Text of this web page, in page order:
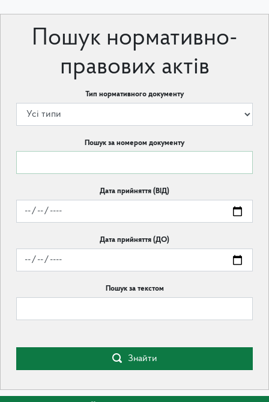
Пошук нормативно-
правових актів
Тип нормативного документу
Пошук за номером документу
Дата прийняття (ВІД)
Дата прийняття (ДО)
Пошук за текстом
Знайти